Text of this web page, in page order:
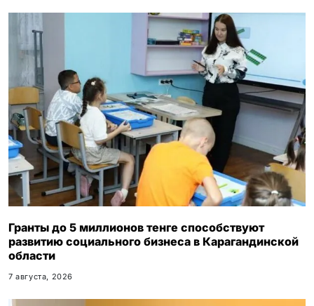
Гранты до 5 миллионов тенге способствуют
развитию социального бизнеса в Карагандинской
области
7 августа, 2026